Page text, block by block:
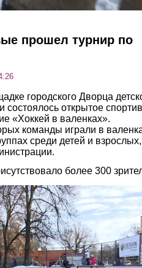
прошел турнир по
городского Дворца
состоялось открытое
«Хоккей в валенках».
команды играли в
среди детей и взрослых,
более 300